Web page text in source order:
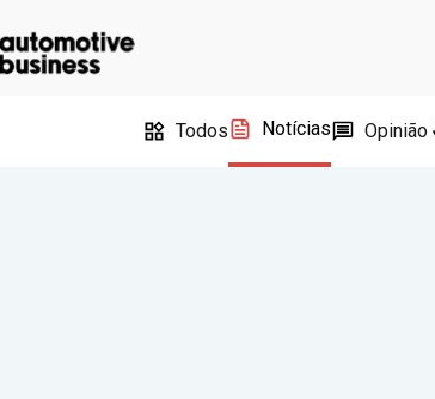
Todos Notícias Opinião